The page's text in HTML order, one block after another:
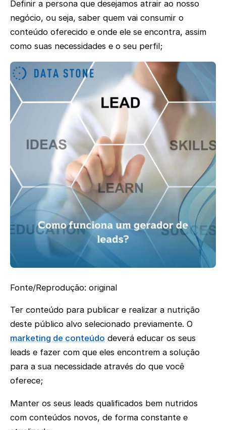
Definir a persona que desejamos atrair ao nosso
negócio, ou seja, saber quem vai consumir o
conteúdo oferecido e onde ele se encontra, assim
como suas necessidades e o seu perfil;
Fonte/Reprodução: original
Ter conteúdo para publicar e realizar a nutrição
deste público alvo selecionado previamente. O
marketing de conteúdo deverá educar os seus
leads e fazer com que eles encontrem a solução
para a sua necessidade através do que você
oferece;
Manter os seus leads qualificados bem nutridos
com conteúdos novos, de forma constante e